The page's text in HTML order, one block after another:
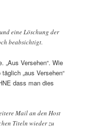
eine Löschung der
beabsichtigt.
„Aus Versehen“. Wie
„aus Versehen“
dass man dies
Mail an den Host
Titeln wieder zu